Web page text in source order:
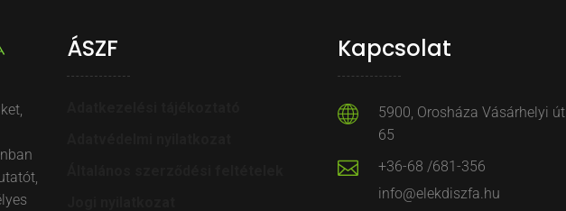
ÁSZF Kapcsolat
5900, Orosháza Vásárhelyi út
65
+36-68 /681-356
info@elekdiszfa.hu